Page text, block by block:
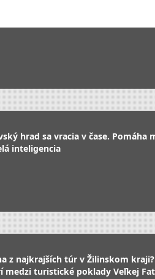
hrad sa vracia v čase. Pomáha
inteligencia
z najkrajších túr v Žilinskom
medzi turistické poklady Veľkej